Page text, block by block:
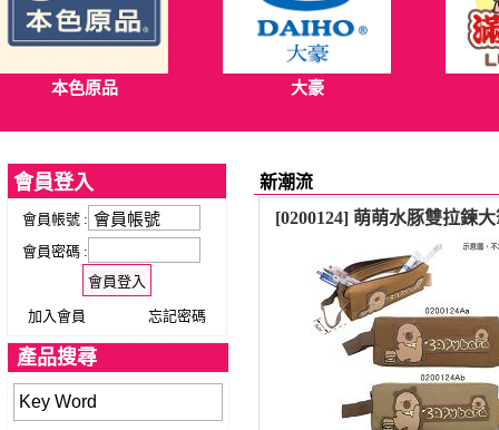
本色原品 大豪
會員登入
會員帳號 :
會員密碼 :
加入會員 忘記密碼
產品搜尋
新潮流
[0200124] 萌萌水豚雙拉鍊